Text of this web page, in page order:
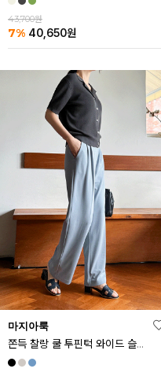
43,700원
7% 40,650원
마지아룩
쫀득 찰랑 쿨 투핀턱 와이드 슬랙스